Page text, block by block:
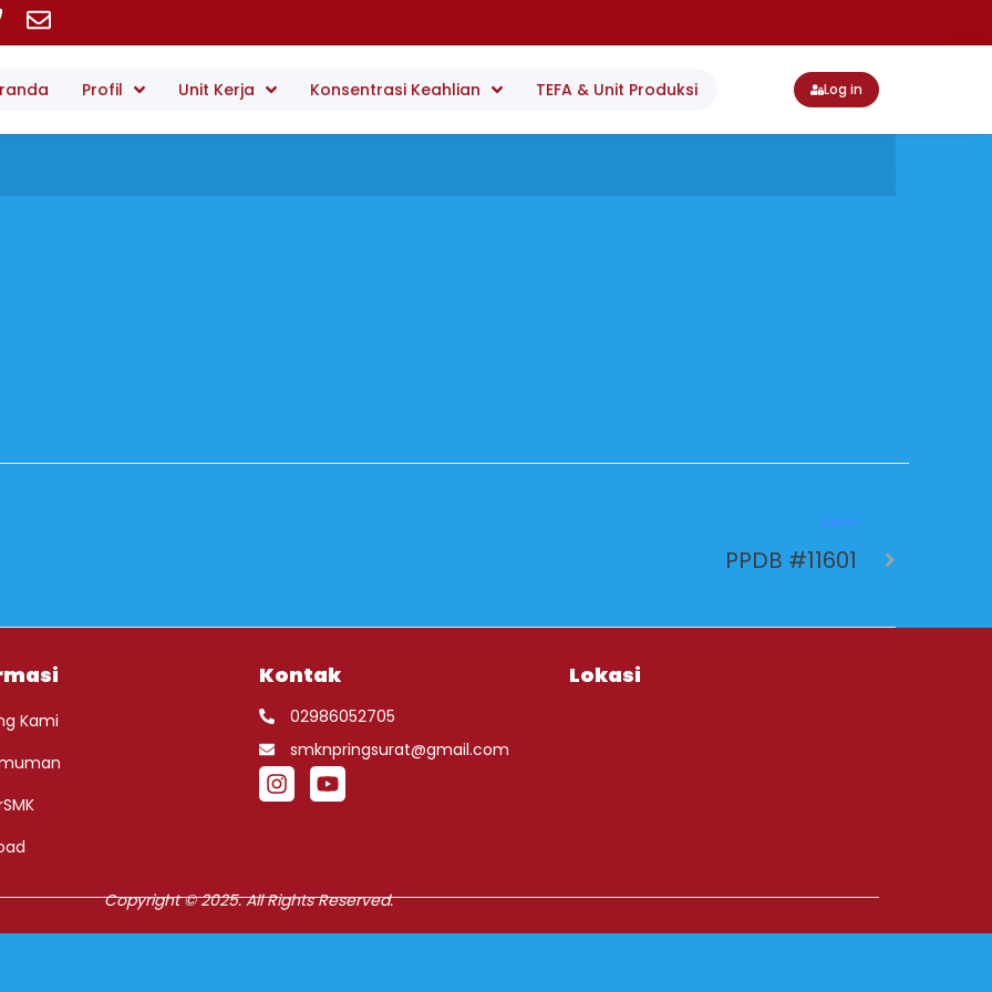
Profil Unit Kerja Konsentrasi Keahlian TEFA & Unit Produksi Log in
PPDB #11601
Kami
Kontak
02986052705
smknpringsurat@gmail.com
Lokasi
Copyright © 2025. All Rights Reserved.